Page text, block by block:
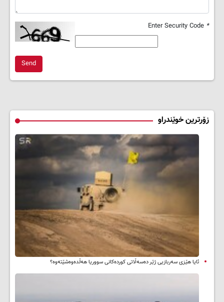
*
Send
زۆرترین خوێندراو
ئایا هێزی سەربازیی ژێر دەسەڵاتی کوردەکانی سووریا هەڵدەوەشێتەوە؟